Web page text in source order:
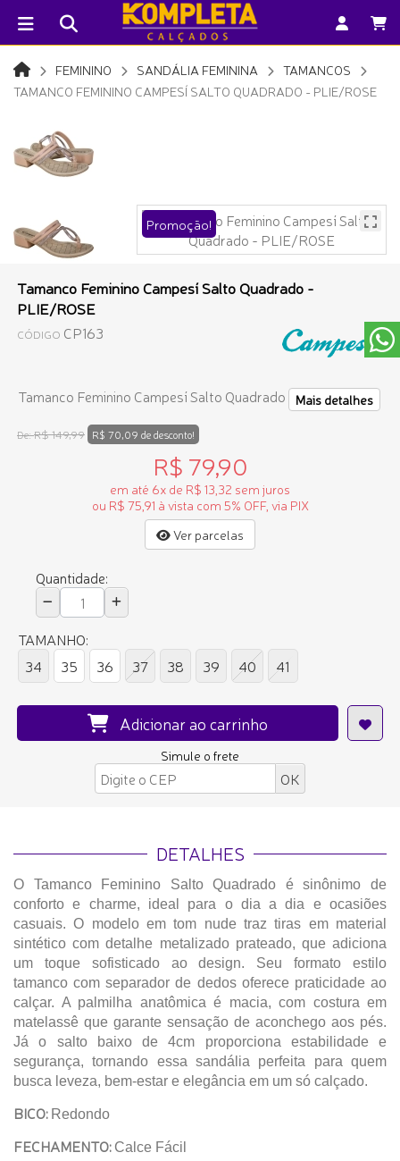
FEMININO SANDÁLIA FEMININA
TAMANCOS
TAMANCO FEMININO CAMPESÍ SALTO QUADRADO - PLIE/ROSE
Promoção!
Tamanco Feminino Campesí Salto Quadrado -
PLIE/ROSE
CÓDIGO CP163
Tamanco Feminino Campesí Salto Quadrado Mais detalhes
De:R$ 149,99 R$ 70,09 de desconto!
R$ 79,90
em até 6x de R$ 13,32 sem juros
ou R$ 75,91 à vista com 5% OFF, via PIX
Ver parcelas
Quantidade:
TAMANHO:
34
35 36 37 38 39 40 41
Adicionar ao carrinho
Simule o frete
DETALHES
O Tamanco Feminino Salto Quadrado é sinônimo de
conforto e charme, ideal para o dia a dia e ocasiões
casuais. O modelo em tom nude traz tiras em material
sintético com detalhe metalizado prateado, que adiciona
um toque sofisticado ao design. Seu formato estilo
tamanco com separador de dedos oferece praticidade ao
calçar. A palmilha anatômica é macia, com costura em
matelassê que garante sensação de aconchego aos pés.
Já o salto baixo de 4cm proporciona estabilidade e
segurança, tornando essa sandália perfeita para quem
busca leveza, bem-estar e elegância em um só calçado.
BICO: Redondo
FECHAMENTO: Calce Fácil